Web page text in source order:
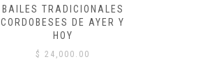
BAILES TRADICIONALES
CORDOBESES DE AYER Y
HOY
$ 24,000.00